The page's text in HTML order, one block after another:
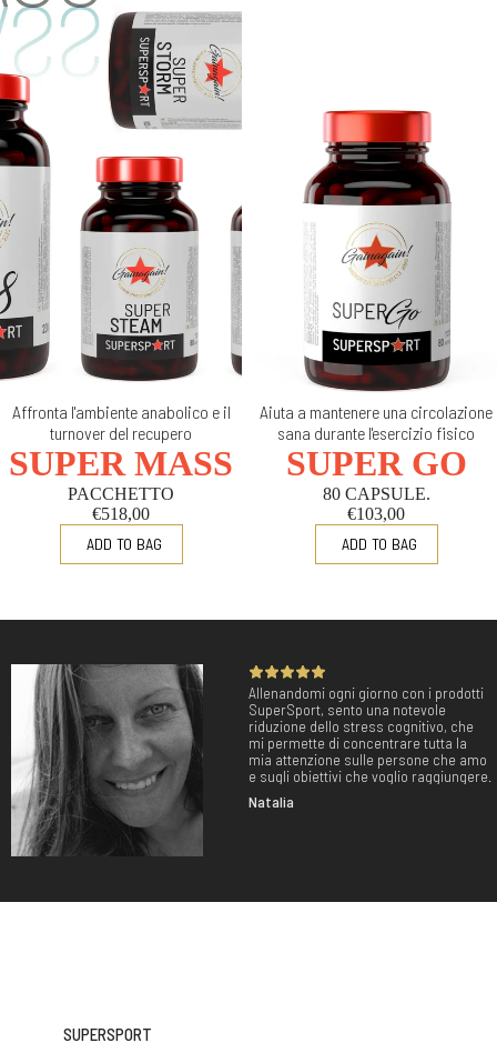
Affronta l'ambiente anabolico e il
turnover del recupero
SUPER MASS
PACCHETTO
€518,00
Aiuta a mantenere una circolazione
sana durante l'esercizio fisico
SUPER GO
80 CAPSULE.
€103,00
Allenandomi ogni giorno con i prodotti
SuperSport, sento una notevole
riduzione dello stress cognitivo, che
mi permette di concentrare tutta la
mia attenzione sulle persone che amo
e sugli obiettivi che voglio raggiungere.
Natalia
SUPERSPORT